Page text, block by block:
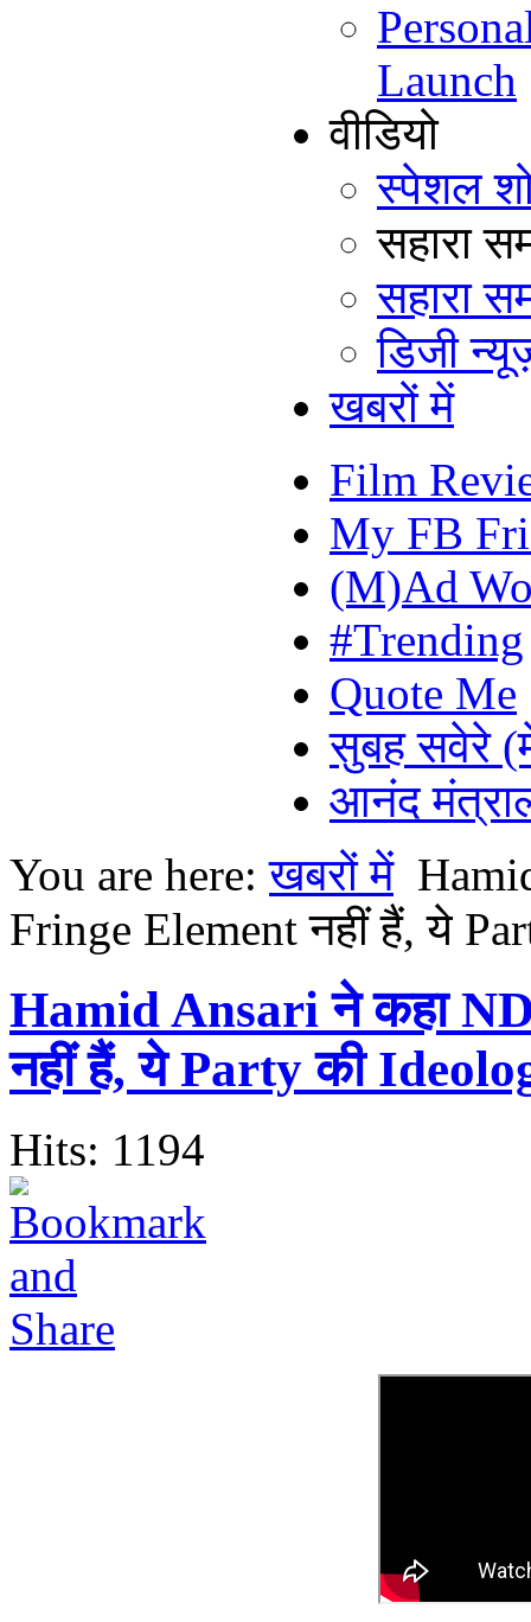
Launch
वीडियो
स्पेशल
सहारा
सहारा
डिजी
खबरों में
Film
My FB
(M)Ad
#Trending
Quote Me
सुबह सवेरे
आनंद
You are here:खबरों में
Fringe Element नहीं हैं, ये
Hamid Ansari ने कहा
नहीं हैं, ये Party की
Hits: 1194